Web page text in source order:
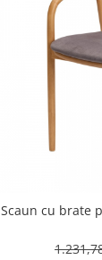
Scaun cu brate